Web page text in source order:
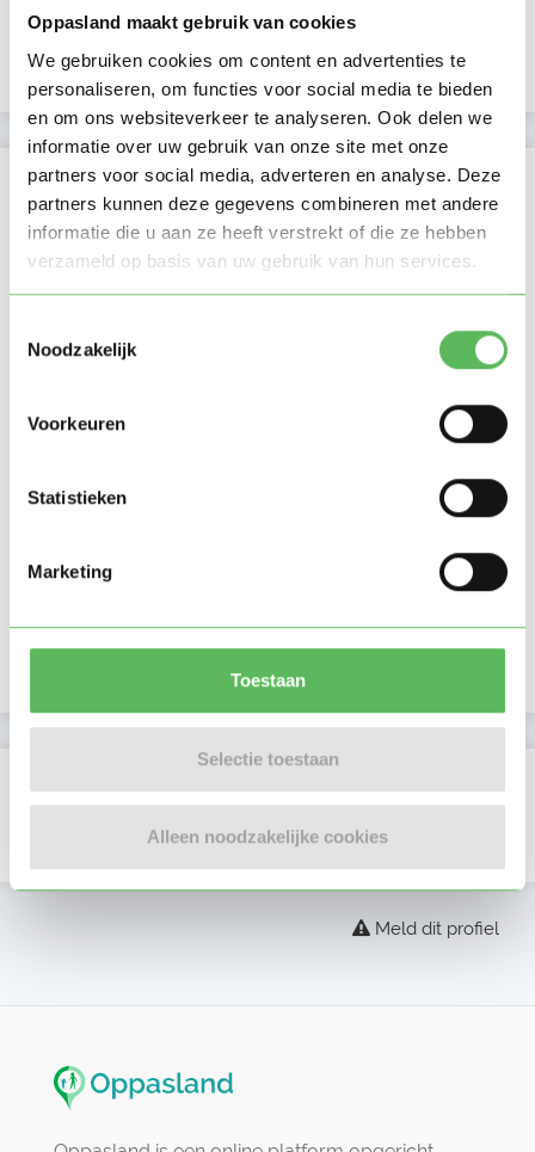
Oppasland maakt gebruik van cookies
We gebruiken cookies om content en advertenties te
personaliseren, om functies voor social media te bieden
en om ons websiteverkeer te analyseren. Ook delen we
informatie over uw gebruik van onze site met onze
partners voor social media, adverteren en analyse. Deze
partners kunnen deze gegevens combineren met andere
informatie die u aan ze heeft verstrekt of die ze hebben
verzameld op basis van uw gebruik van hun services.
Noodzakelijk
Voorkeuren
Statistieken
Marketing
Toestaan
Selectie toestaan
Alleen noodzakelijke cookies
Verificaties
E-mailadres is geverifieerd
Locatie oppasadres (Utrecht)
Er zijn nog geen beoordelingen
Meld dit profiel